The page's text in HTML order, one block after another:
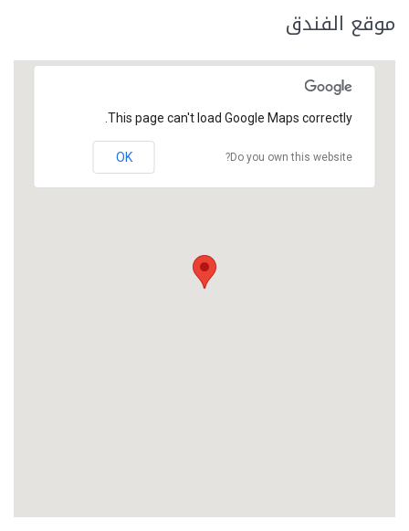
موقع الفندق
This page can't load Google Maps correctly.
Do you own this website?
OK